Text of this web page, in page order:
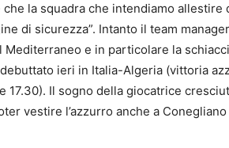
la squadra che intendiamo
di sicurezza”. Intanto il team
Mediterraneo e in particolare la
debuttato ieri in Italia-Algeria (vittoria
17.30). Il sogno della giocatrice
vestire l’azzurro anche a